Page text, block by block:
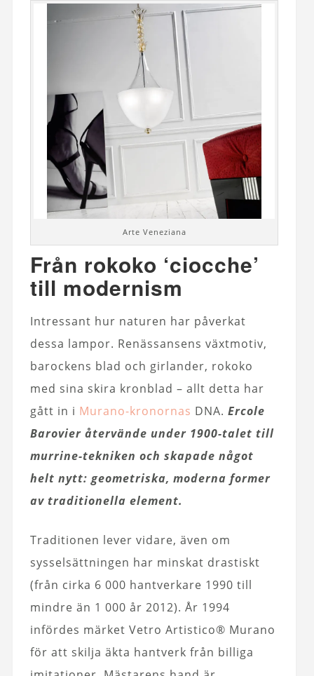
Arte Veneziana
Från rokoko ‘ciocche’
till modernism
Intressant hur naturen har påverkat
dessa lampor. Renässansens växtmotiv,
barockens blad och girlander, rokoko
med sina skira kronblad – allt detta har
gått in i Murano-kronornas DNA. Ercole
Barovier återvände under 1900-talet till
murrine-tekniken och skapade något
helt nytt: geometriska, moderna former
av traditionella element.
Traditionen lever vidare, även om
sysselsättningen har minskat drastiskt
(från cirka 6 000 hantverkare 1990 till
mindre än 1 000 år 2012). År 1994
infördes märket Vetro Artistico® Murano
för att skilja äkta hantverk från billiga